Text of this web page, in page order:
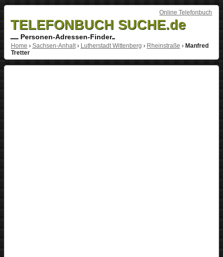
Online Telefonbuch
TELEFONBUCH SUCHE.de
Personen-Adressen-Finder
Home › Sachsen-Anhalt› Lutherstadt Wittenberg › Rheinstraße › Manfred
Tretter